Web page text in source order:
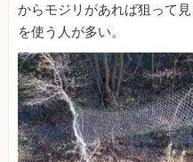
からモジリがあれば狙って
を使う人が多い。